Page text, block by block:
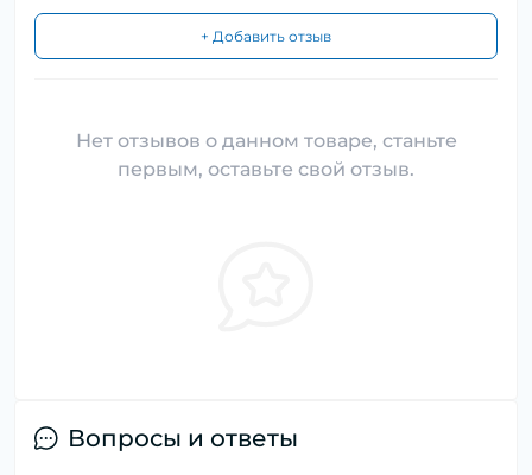
+ Добавить отзыв
Нет отзывов о данном товаре, станьте
первым, оставьте свой отзыв.
Вопросы и ответы